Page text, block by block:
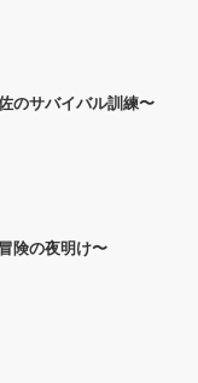
のサバイバル訓練〜
険の夜明け〜